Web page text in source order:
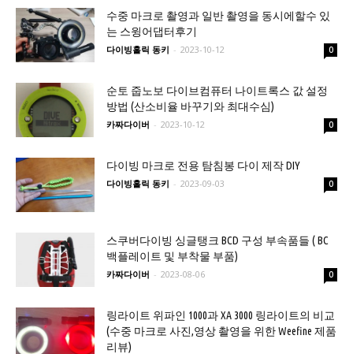
수중 마크로 촬영과 일반 촬영을 동시에할수 있
는 스윙어댑터후기
다이빙홀릭 동키 - 2023-10-12 0
순토 줍노보 다이브컴퓨터 나이트록스 값 설정
방법 (산소비율 바꾸기와 최대수심)
카짜다이버 - 2023-10-12 0
다이빙 마크로 전용 탐침봉 다이 제작 DIY
다이빙홀릭 동키 - 2023-09-03 0
스쿠버다이빙 싱글탱크 BCD 구성 부속품들 ( BC
백플레이트 및 부착물 부품)
카짜다이버 - 2023-08-06 0
링라이트 위파인 1000과 XA 3000 링라이트의 비교
(수중 마크로 사진,영상 촬영을 위한 Weefine 제품
리뷰)